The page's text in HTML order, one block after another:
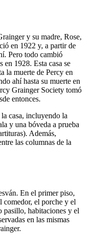
y su madre, Rose,
en 1922 y, a partir de
Pero todo cambió
en 1928. Esta casa se
la muerte de Percy en
ahí hasta su muerte en
Grainger Society tomó
entonces.
casa, incluyendo la
y una bóveda a prueba
Además,
las columnas de la
En el primer piso,
comedor, el porche y el
pasillo, habitaciones y el
en las mismas